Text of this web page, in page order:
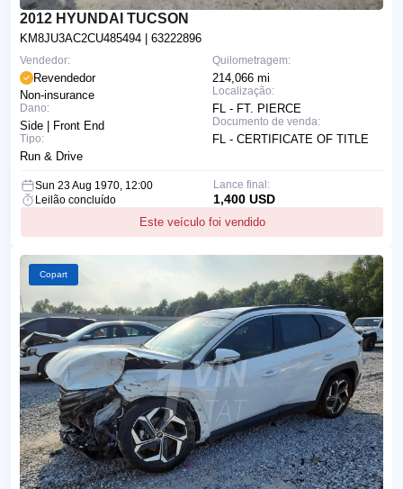
2012 HYUNDAI TUCSON
KM8JU3AC2CU485494 | 63222896
Quilometragem:
214,066 mi
Localização:
FL - FT. PIERCE
Documento de venda:
FL - CERTIFICATE OF TITLE
Vendedor:
Revendedor
Non-insurance
Dano:
Side | Front End
Tipo:
Run & Drive
Sun 23 Aug 1970, 12:00
Leilão concluído
Este veículo foi vendido
Lance final:
1,400 USD
Copart